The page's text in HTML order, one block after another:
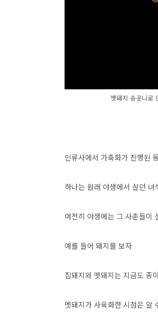
멧돼지 송곳니로
인류사에서 가축화가 진행된
하나는 원래 야생에서 살던
여전히 야생에는 그 사촌들이
예를 들어 돼지를 보자
집돼지와 멧돼지는 지금도 종
멧돼지가 사육화한 시점은 알